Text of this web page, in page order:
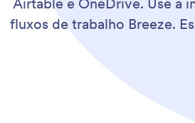
Airtable e OneDrive. Use a
fluxos de trabalho Breeze.